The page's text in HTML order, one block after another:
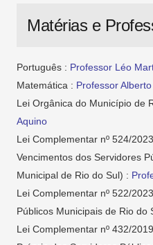
Matérias e
Português : Professor Léo
Matemática : Professor
Lei Orgânica do Município de
Aquino
Lei Complementar nº 524/
Vencimentos dos Servidores
Municipal de Rio do Sul) :
Lei Complementar nº 522/
Públicos Municipais de Rio do
Lei Complementar nº 432/